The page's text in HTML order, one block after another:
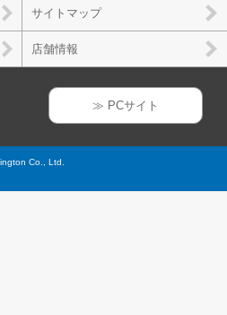
サイトマップ
店舗情報
≫ PCサイト
Co., Ltd.